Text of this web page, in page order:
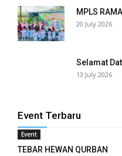
panel
panel
panel
MPLS
20 July 2026
Selamat
13 July 2026
Event Terbaru
Event
TEBAR HEWAN QURBAN